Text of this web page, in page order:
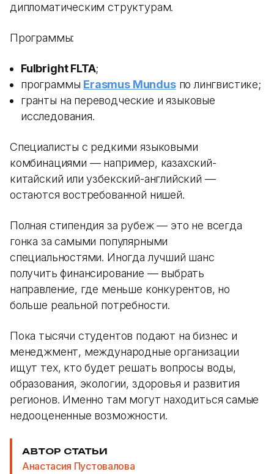
дипломатическим структурам.
Программы:
Fulbright FLTA;
программы Erasmus Mundusпо лингвистике;
гранты на переводческие и языковые
исследования.
Специалисты с редкими языковыми
комбинациями — например, казахский-
китайский или узбекский-английский —
остаются востребованной нишей.
Полная стипендия за рубеж — это не всегда
гонка за самыми популярными
специальностями. Иногда лучший шанс
получить финансирование — выбрать
направление, где меньше конкурентов, но
больше реальной потребности.
Пока тысячи студентов подают на бизнес и
менеджмент, международные организации
ищут тех, кто будет решать вопросы воды,
образования, экологии, здоровья и развития
регионов. Именно там могут находиться самые
недооцененные возможности.
АВТОР СТАТЬИ
Анастасия Пустовалова